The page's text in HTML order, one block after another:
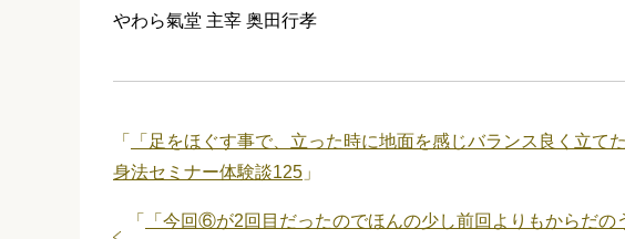
やわら氣堂 主宰 奥田行孝
「
「足をほぐす事で、立った時に地面を感じバランス良く立て
身法セミナー体験談125 」
「
「今回⑥が2回目だったのでほんの少し前回よりもからだの